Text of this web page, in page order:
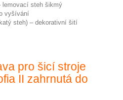
lemovací steh šikmý
vyšívání
steh) – dekorativní šití
pro šicí stroje
II zahrnutá do